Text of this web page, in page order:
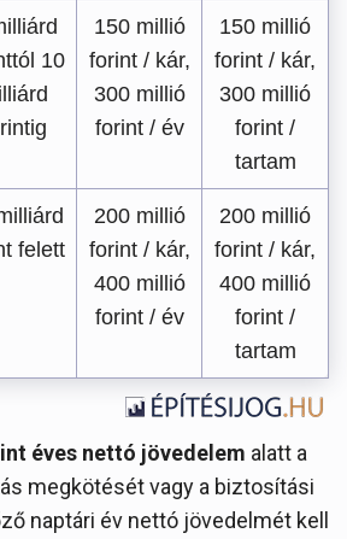
10
150 millió
forint / kár,
300 millió
forint / év
150 millió
forint / kár,
300 millió
forint /
tartam
felett
200 millió
forint / kár,
400 millió
forint / év
200 millió
forint / kár,
400 millió
forint /
tartam
éves nettó jövedelem alatt a
megkötését vagy a biztosítási
naptári év nettó jövedelmét kell